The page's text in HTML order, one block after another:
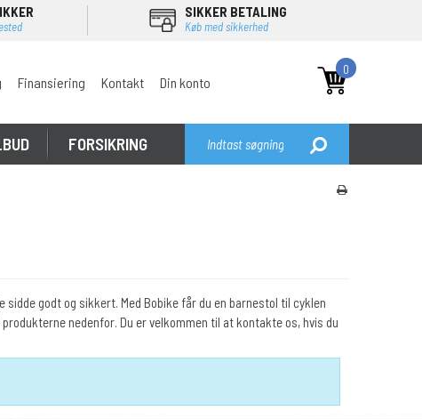
SIKKER BETALING
Køb med sikkerhed
Finansiering Kontakt Din konto
0
FORSIKRING
godt og sikkert. Med Bobike får du en barnestol til cyklen
nedenfor. Du er velkommen til at kontakte os, hvis du